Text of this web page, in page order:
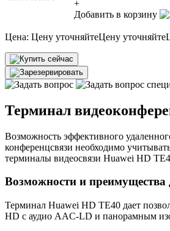
+
Добавить в корзину
Цена: Цену уточняйтеЦену уточняйте
Терминал
Возможность эффективного
конференцсвязи необходимо
терминалы видеосвязи Huawei HD
Возможности и преимущества
Терминал Huawei HD TE40 дает
HD с аудио AAC-LD и панорамным